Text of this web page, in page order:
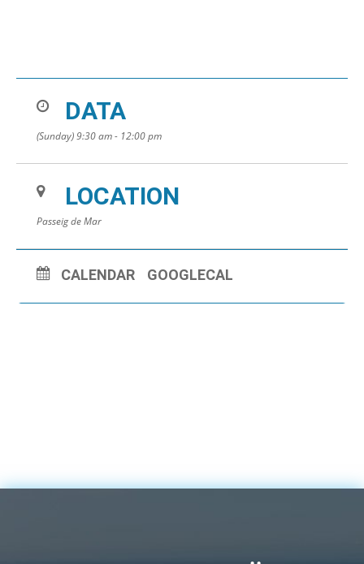
DATA
(Sunday) 9:30 am - 12:00 pm
LOCATION
Passeig de Mar
CALENDAR GOOGLECAL